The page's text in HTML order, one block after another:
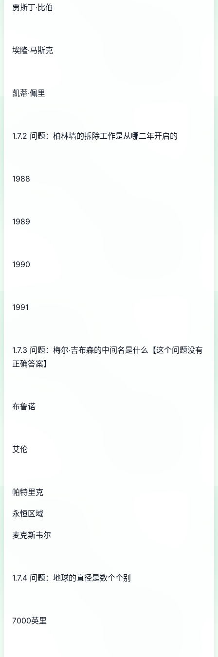
贾斯丁·比伯
埃隆·马斯克
凯蒂·佩里
1.7.2 问题：柏林墙的拆除工作是从哪二年开启的
1988
1989
1990
1991
1.7.3 问题：梅尔·吉布森的中间名是什么【这个问题没有
正确答案】
布鲁诺
艾伦
帕特里克
永恒区域
麦克斯韦尔
1.7.4 问题：地球的直径是数个个别
7000英里